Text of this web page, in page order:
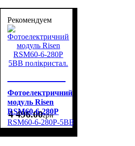
Рекомендуем
Фотоелектричний
модуль Risen
RSM60-6-280P
5BB
полікристал.
RSM60-6-280P-5BB-POLY
4 496.00грн